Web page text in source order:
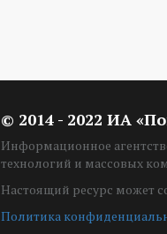
© 2014 - 2022 ИА
Информационное
технологий и массовых
Настоящий ресурс может
Политика